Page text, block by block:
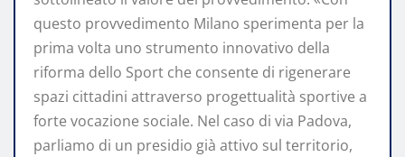
questo provvedimento Milano sperimenta per la
prima volta uno strumento innovativo della
riforma dello Sport che consente di rigenerare
spazi cittadini attraverso progettualità sportive a
forte vocazione sociale. Nel caso di via Padova,
parliamo di un presidio già attivo sul territorio,